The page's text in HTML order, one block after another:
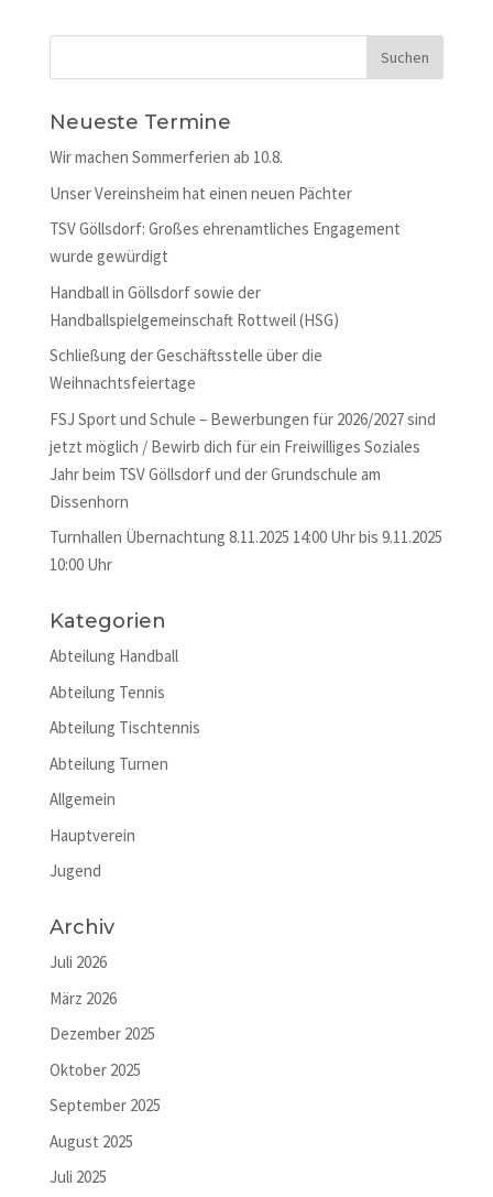
Neueste Termine
Wir machen Sommerferien ab 10.8.
Unser Vereinsheim hat einen neuen Pächter
TSV Göllsdorf: Großes ehrenamtliches Engagement
wurde gewürdigt
Handball in Göllsdorf sowie der
Handballspielgemeinschaft Rottweil (HSG)
Schließung der Geschäftsstelle über die
Weihnachtsfeiertage
FSJ Sport und Schule – Bewerbungen für 2026/2027 sind
jetzt möglich / Bewirb dich für ein Freiwilliges Soziales
Jahr beim TSV Göllsdorf und der Grundschule am
Dissenhorn
Turnhallen Übernachtung 8.11.2025 14:00 Uhr bis 9.11.2025
10:00 Uhr
Kategorien
Abteilung Handball
Abteilung Tennis
Abteilung Tischtennis
Abteilung Turnen
Allgemein
Hauptverein
Jugend
Archiv
Juli 2026
März 2026
Dezember 2025
Oktober 2025
September 2025
August 2025
Juli 2025